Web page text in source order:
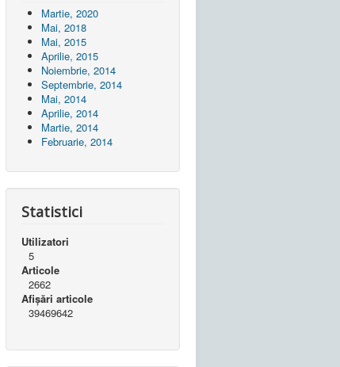
Martie, 2020
Mai, 2018
Mai, 2015
Aprilie, 2015
Noiembrie, 2014
Septembrie, 2014
Mai, 2014
Aprilie, 2014
Martie, 2014
Februarie, 2014
Statistici
Utilizatori
5
Articole
2662
Afișări articole
39469642